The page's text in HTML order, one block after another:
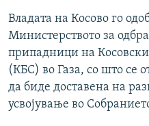
Владата на Косово го
Министерството за
припадници на
(КБС) во Газа, со што се
да биде доставена на
усвојување во